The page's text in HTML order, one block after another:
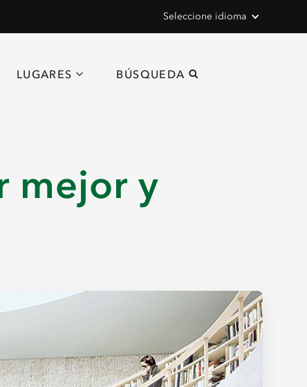
Seleccione idioma
LUGARES BÚSQUEDA
mejor y